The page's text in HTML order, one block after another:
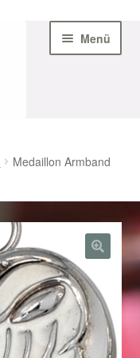
Menü
Medaillon Armband